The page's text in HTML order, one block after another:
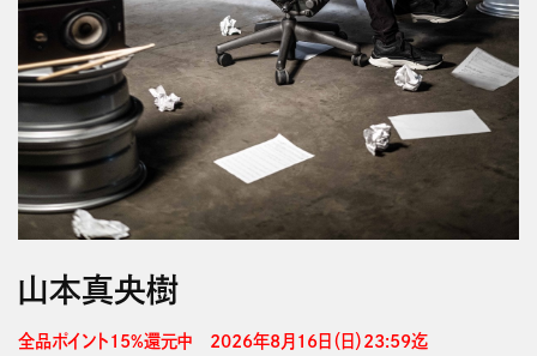
山本真央樹
全品ポイント15%還元中　2026年8月16日（日）23:59迄